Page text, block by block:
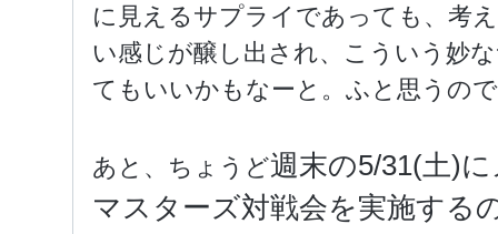
に見えるサプライであっても、考
い感じが醸し出され、こういう妙
てもいいかもなーと。ふと思うの
あと、ちょうど週末の5/31(土)
マスターズ対戦会を実施する